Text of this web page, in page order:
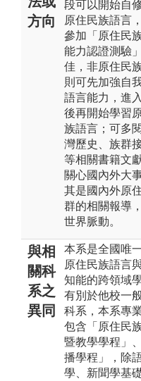
方向
段可以開始自
原住民族語言
參加「原住民
能力認證測驗
佳，非原住民
則可先加強自
語言能力，進
後再開始學習
族語言；可多
灣歷史、族群
等相關書籍文
關心國內外大
其是國內外原
群的相關報導
世界脈動。
與相
關科
系之
異同
本系是全國唯
原住民族語言
知能的跨領域學
有別於他校一
科系，本系專
包含「原住民
暨教學學程」
播學程」，除
學、新聞學基